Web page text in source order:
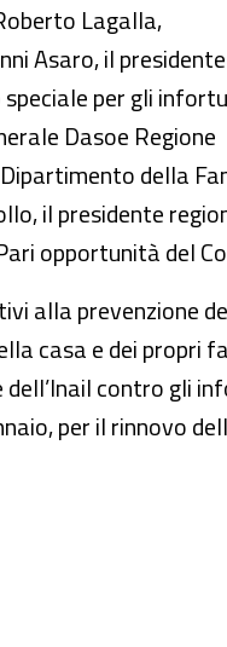
Lagalla,
Asaro, il presidente
per gli
Dasoe Regione
della
il presidente
opportunità del
alla prevenzione
casa e dei propri
contro gli
per il rinnovo